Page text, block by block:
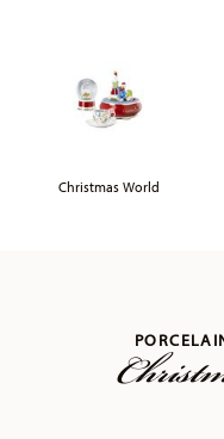
Christmas World